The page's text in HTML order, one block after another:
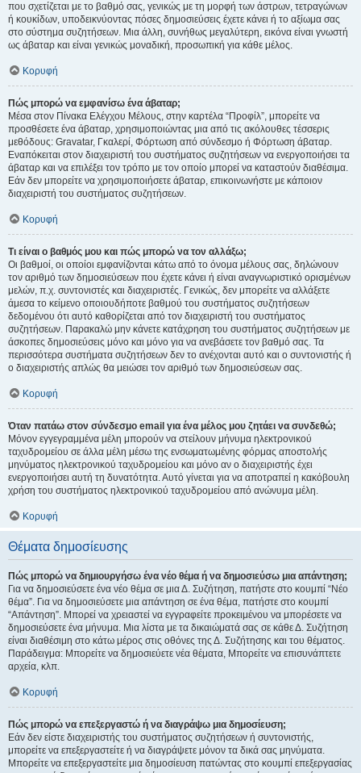
που σχετίζεται με το βαθμό σας, γενικώς με τη μορφή των άστρων, τετραγώνων
ή κουκίδων, υποδεικνύοντας πόσες δημοσιεύσεις έχετε κάνει ή το αξίωμα σας
στο σύστημα συζητήσεων. Μια άλλη, συνήθως μεγαλύτερη, εικόνα είναι γνωστή
ως άβαταρ και είναι γενικώς μοναδική, προσωπική για κάθε μέλος.
Κορυφή
Πώς μπορώ να εμφανίσω ένα άβαταρ;
Μέσα στον Πίνακα Ελέγχου Μέλους, στην καρτέλα “Προφίλ”, μπορείτε να
προσθέσετε ένα άβαταρ, χρησιμοποιώντας μια από τις ακόλουθες τέσσερις
μεθόδους: Gravatar, Γκαλερί, Φόρτωση από σύνδεσμο ή Φόρτωση άβαταρ.
Εναπόκειται στον διαχειριστή του συστήματος συζητήσεων να ενεργοποιήσει τα
άβαταρ και να επιλέξει τον τρόπο με τον οποίο μπορεί να καταστούν διαθέσιμα.
Εάν δεν μπορείτε να χρησιμοποιήσετε άβαταρ, επικοινωνήστε με κάποιον
διαχειριστή του συστήματος συζητήσεων.
Κορυφή
Τι είναι ο βαθμός μου και πώς μπορώ να τον αλλάξω;
Οι βαθμοί, οι οποίοι εμφανίζονται κάτω από το όνομα μέλους σας, δηλώνουν
τον αριθμό των δημοσιεύσεων που έχετε κάνει ή είναι αναγνωριστικό ορισμένων
μελών, π.χ. συντονιστές και διαχειριστές. Γενικώς, δεν μπορείτε να αλλάξετε
άμεσα το κείμενο οποιουδήποτε βαθμού του συστήματος συζητήσεων
δεδομένου ότι αυτό καθορίζεται από τον διαχειριστή του συστήματος
συζητήσεων. Παρακαλώ μην κάνετε κατάχρηση του συστήματος συζητήσεων με
άσκοπες δημοσιεύσεις μόνο και μόνο για να ανεβάσετε τον βαθμό σας. Τα
περισσότερα συστήματα συζητήσεων δεν το ανέχονται αυτό και ο συντονιστής ή
ο διαχειριστής απλώς θα μειώσει τον αριθμό των δημοσιεύσεων σας.
Κορυφή
Όταν πατάω στον σύνδεσμο email για ένα μέλος μου ζητάει να συνδεθώ;
Μόνον εγγεγραμμένα μέλη μπορούν να στείλουν μήνυμα ηλεκτρονικού
ταχυδρομείου σε άλλα μέλη μέσω της ενσωματωμένης φόρμας αποστολής
μηνύματος ηλεκτρονικού ταχυδρομείου και μόνο αν ο διαχειριστής έχει
ενεργοποιήσει αυτή τη δυνατότητα. Αυτό γίνεται για να αποτραπεί η κακόβουλη
χρήση του συστήματος ηλεκτρονικού ταχυδρομείου από ανώνυμα μέλη.
Κορυφή
Θέματα δημοσίευσης
Πώς μπορώ να δημιουργήσω ένα νέο θέμα ή να δημοσιεύσω μια απάντηση;
Για να δημοσιεύσετε ένα νέο θέμα σε μια Δ. Συζήτηση, πατήστε στο κουμπί “Νέο
θέμα”. Για να δημοσιεύσετε μια απάντηση σε ένα θέμα, πατήστε στο κουμπί
“Απάντηση”. Μπορεί να χρειαστεί να εγγραφείτε προκειμένου να μπορέσετε να
δημοσιεύσετε ένα μήνυμα. Μια λίστα με τα δικαιώματά σας σε κάθε Δ. Συζήτηση
είναι διαθέσιμη στο κάτω μέρος στις οθόνες της Δ. Συζήτησης και του θέματος.
Παράδειγμα: Μπορείτε να δημοσιεύετε νέα θέματα, Μπορείτε να επισυνάπτετε
αρχεία, κλπ.
Κορυφή
Πώς μπορώ να επεξεργαστώ ή να διαγράψω μια δημοσίευση;
Εάν δεν είστε διαχειριστής του συστήματος συζητήσεων ή συντονιστής,
μπορείτε να επεξεργαστείτε ή να διαγράψετε μόνον τα δικά σας μηνύματα.
Μπορείτε να επεξεργαστείτε μια δημοσίευση πατώντας στο κουμπί επεξεργασίας